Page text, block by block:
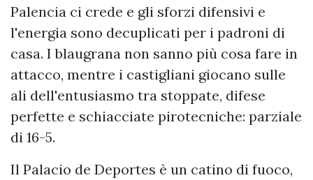
Palencia ci crede e gli sforzi difensivi e
l'energia sono decuplicati per i padroni di
casa. I blaugrana non sanno più cosa fare in
attacco, mentre i castigliani giocano sulle
ali dell'entusiasmo tra stoppate, difese
perfette e schiacciate pirotecniche: parziale
di 16-5.
Il Palacio de Deportes è un catino di fuoco,